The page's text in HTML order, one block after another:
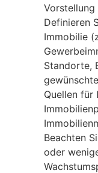
Vorstellung
Definieren
Immobilie
Standorte,
Quellen für
Beachten
oder